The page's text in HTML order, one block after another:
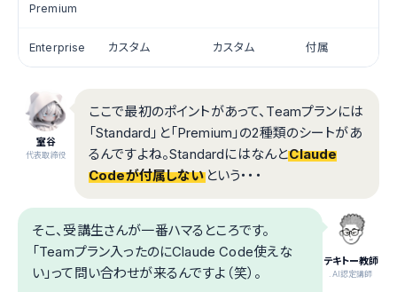
Premium
Enterprise カスタム カスタム 付属
室谷
代表取締役
ここで最初のポイントがあって、Teamプランには
「Standard」と「Premium」の2種類のシートがあ
るんですよね。StandardにはなんとClaude
Codeが付属しないという・・・
テキトー教師
.AI認定講師
そこ、受講生さんが一番ハマるところです。
「Teamプラン入ったのにClaude Code使えな
い」って問い合わせが来るんですよ（笑）。